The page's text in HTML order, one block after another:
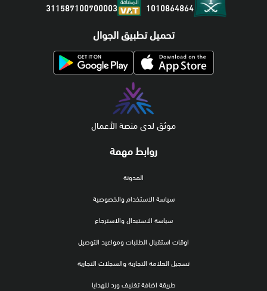
روابط مهمة
المدونة
سياسة الاستخدام والخصوصية
سياسة الاستبدال والاسترجاع
اوقات استقبال الطلبات ومواعيد التوصيل
تسجيل العلامة التجارية والسجلات التجارية
طريقة اضافة تغليف ورد للهدايا
1010864864
311587100700003
تحميل تطبيق الجوال
موثق لدى منصة الأعمال